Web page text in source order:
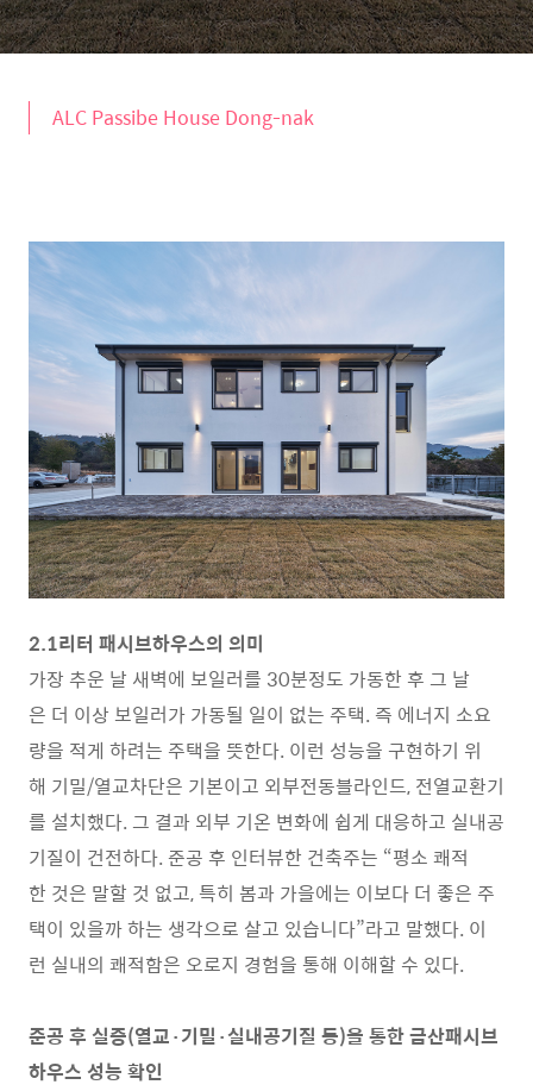
ALC Passibe House Dong-nak
2.1리터 패시브하우스의 의미
가장 추운 날 새벽에 보일러를 30분정도 가동한 후 그 날
은 더 이상 보일러가 가동될 일이 없는 주택. 즉 에너지 소요
량을 적게 하려는 주택을 뜻한다. 이런 성능을 구현하기 위
해 기밀/열교차단은 기본이고 외부전동블라인드, 전열교환기
를 설치했다. 그 결과 외부 기온 변화에 쉽게 대응하고 실내공
기질이 건전하다. 준공 후 인터뷰한 건축주는 “평소 쾌적
한 것은 말할 것 없고, 특히 봄과 가을에는 이보다 더 좋은 주
택이 있을까 하는 생각으로 살고 있습니다”라고 말했다. 이
런 실내의 쾌적함은 오로지 경험을 통해 이해할 수 있다.
준공 후 실증(열교·기밀·실내공기질 등)을 통한 금산패시브
하우스 성능 확인